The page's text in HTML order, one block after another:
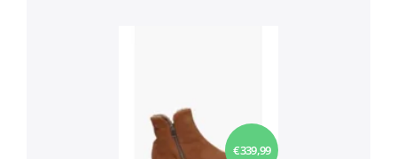
€ 339,99